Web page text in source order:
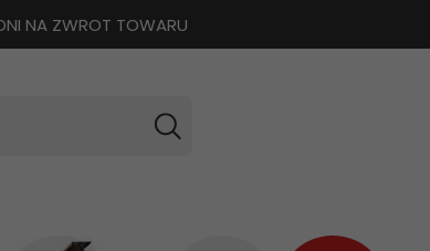
NA ZWROT TOWARU